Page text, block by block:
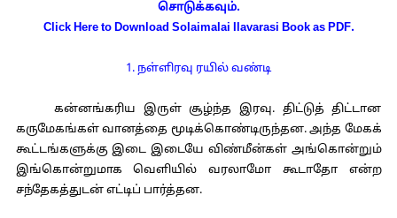
சொடுக்கவும்.
Click Here to Download Solaimalai Ilavarasi Book as PDF.
1. நள்ளிரவு ரயில் வண்டி
கன்னங்கரிய இருள் சூழ்ந்த இரவு. திட்டுத் திட்டான
கருமேகங்கள் வானத்தை மூடிக்கொண்டிருந்தன. அந்த மேகக்
கூட்டங்களுக்கு இடை இடையே விண்மீன்கள் அங்கொன்றும்
இங்கொன்றுமாக வெளியில் வரலாமோ கூடாதோ என்ற
சந்தேகத்துடன் எட்டிப் பார்த்தன.